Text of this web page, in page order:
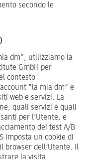
secondo le
dm”, utilizziamo la
GmbH per
contesto
"la mia dm” e
web e servizi. La
quali servizi e quali
per l’Utente, e
dei test A/B
imposta un cookie di
browser dell’Utente. Il
la visita